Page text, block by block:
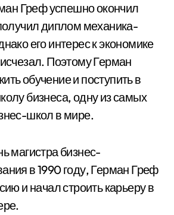
Греф успешно окончил
диплом механика-
его интерес к экономике
Поэтому Герман
обучение и поступить в
бизнеса, одну из самых
школ в мире.
магистра бизнес-
в 1990 году, Герман Греф
и начал строить карьеру в